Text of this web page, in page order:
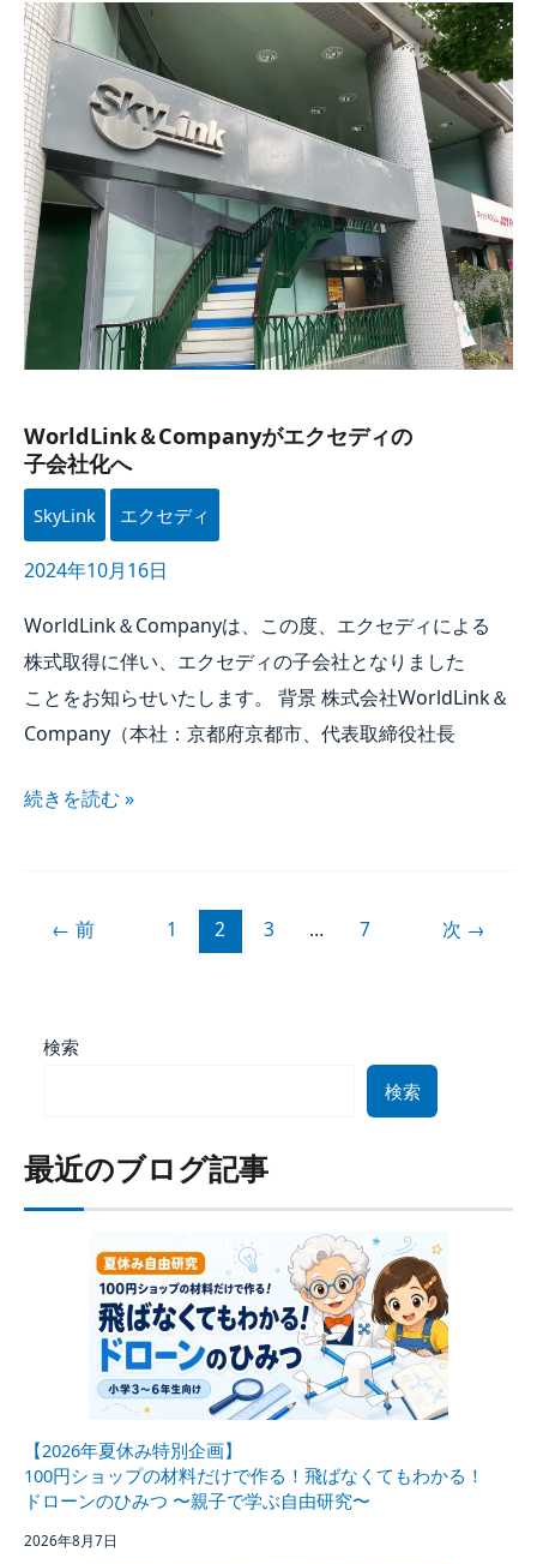
WorldLink＆Companyが​エクセディの​
子会社化へ
SkyLink エクセディ
2024年10月16日
WorldLink＆Companyは、​この​度、​エクセディに​よる​
株式取得に​伴い、​エクセディの​子会社と​なりました​
ことを​お知らせいたします。​ 背景 株式会社WorldLink＆
Company​（本社：京都府京都市、​代表取締役社長
WorldLink
＆
Companyが​
エクセディの​
子会社化へ
続きを​読む »
← 前 1 2 3 … 7 次 →
検索
検索
最近のブログ記事
【2026年夏休み特別企画】
100円ショップの材料だけで作る！飛ばなくてもわかる！
ドローンのひみつ 〜親子で学ぶ自由研究〜
2026年8月7日